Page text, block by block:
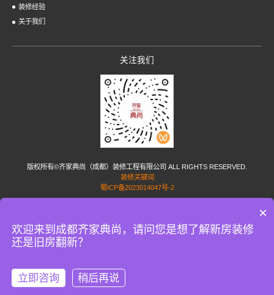
装修经验
关于我们
关注我们
版权所有©齐家典尚（成都）装修工程有限公司 ALL RIGHTS RESERVED.
装修关键词
蜀ICP备2023014047号-2
料焊条
uhpc材料 成都网站设计 丽江房产网 成都房产网 涿州房产网 重庆房产网
国际
海运公司
简历制作 广州办公室装修 广州装修公司 上海装修管家 PE给水管
效果图公
司
唐禾门窗官网 成都家装公司
室装修
苏州房屋拆除 自贡灯会公司
×
欢迎来到成都齐家典尚，请问您是想了解新房装修
还是旧房翻新？
立即咨询
稍后再说
在线咨询